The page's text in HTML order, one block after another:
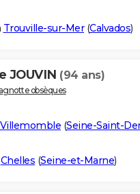
Trouville-sur-Mer(Calvados)
JOUVIN (94 ans)
obsèques
Villemomble (Seine-Saint-
Chelles (Seine-et-Marne)